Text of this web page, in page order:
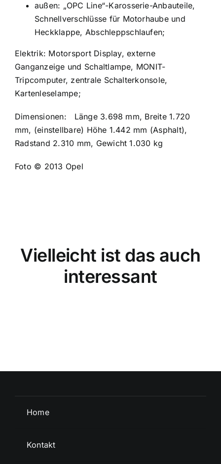
außen: „OPC Line“-Karosserie-Anbauteile,
Schnellverschlüsse für Motorhaube und
Heckklappe, Abschleppschlaufen;
Elektrik: Motorsport Display, externe
Ganganzeige und Schaltlampe, MONIT-
Tripcomputer, zentrale Schalterkonsole,
Kartenleselampe;
Dimensionen:
Länge 3.698 mm, Breite 1.720
mm, (einstellbare) Höhe 1.442 mm (Asphalt),
Radstand 2.310 mm, Gewicht 1.030 kg
Foto © 2013 Opel
Vielleicht ist das auch
interessant
Home
Kontakt